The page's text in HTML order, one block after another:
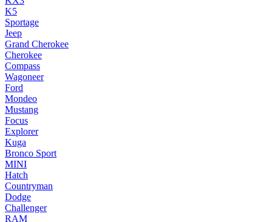
K5
Sportage
Jeep
Grand Cherokee
Cherokee
Compass
Wagoneer
Ford
Mondeo
Mustang
Focus
Explorer
Kuga
Bronco Sport
MINI
Hatch
Countryman
Dodge
Challenger
RAM